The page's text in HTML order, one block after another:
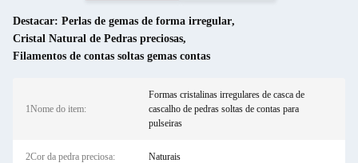
Destacar: Perlas de gemas de forma irregular,
Cristal Natural de Pedras preciosas,
Filamentos de contas soltas gemas contas
1Nome do item:
Formas cristalinas irregulares de casca de
cascalho de pedras soltas de contas para
pulseiras
2Cor da pedra preciosa: Naturais